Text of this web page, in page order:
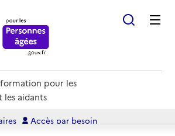
pour les
les aidants
Accès par besoin